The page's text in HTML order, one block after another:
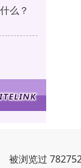
么？
被浏览过